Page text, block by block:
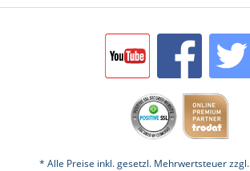
* Alle Preise inkl. gesetzl. Mehrwertsteuer zzgl.